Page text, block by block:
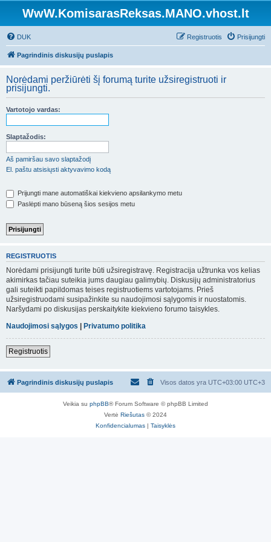
WwW.KomisarasReksas.MANO.vhost.lt
DUK Prisijungti
Registruotis
Pagrindinis diskusijų puslapis
Norėdami peržiūrėti šį forumą turite užsiregistruoti ir
prisijungti.
Vartotojo vardas:
Slaptažodis:
Aš pamiršau savo slaptažodį
El. paštu atsisiųsti aktyvavimo kodą
Prijungti mane automatiškai kiekvieno apsilankymo metu
Paslėpti mano būseną šios sesijos metu
REGISTRUOTIS
Norėdami prisijungti turite būti užsiregistravę. Registracija užtrunka vos kelias
akimirkas tačiau suteikia jums daugiau galimybių. Diskusijų administratorius
gali suteikti papildomas teises registruotiems vartotojams. Prieš
užsiregistruodami susipažinkite su naudojimosi sąlygomis ir nuostatomis.
Naršydami po diskusijas perskaitykite kiekvieno forumo taisykles.
Naudojimosi sąlygos | Privatumo politika
Registruotis
Pagrindinis diskusijų puslapis Visos datos yra UTC+03:00 UTC+3
Veikia su phpBB® Forum Software © phpBB Limited
Vertė Riešutas © 2024
Konfidencialumas | Taisyklės